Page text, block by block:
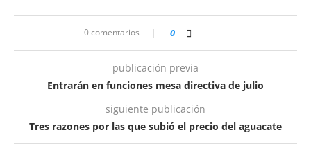
0 comentarios 0
publicación previa
Entrarán en funciones mesa directiva de julio
siguiente publicación
Tres razones por las que subió el precio del aguacate